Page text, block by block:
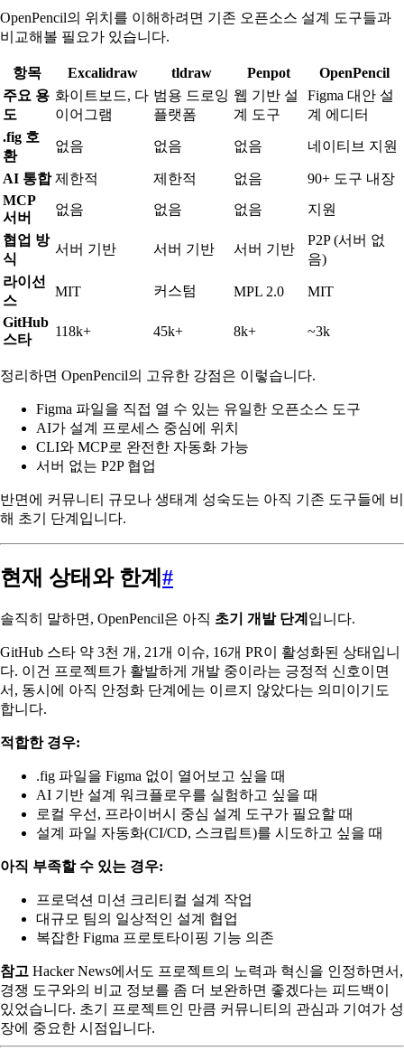
OpenPencil의 위치를 이해하려면 기존 오픈소스 설계 도구들과
비교해볼 필요가 있습니다.
항목 Excalidraw tldraw Penpot
OpenPencil
주요 용
도
화이트보드, 다
이어그램
범용 드로잉
플랫폼
웹 기반 설
계 도구
Figma 대안 설
계 에디터
.fig 호
환
없음 없음 없음 네이티브 지원
AI 통합 제한적 제한적 없음
90+ 도구 내장
MCP
서버
없음 없음 없음
지원
협업 방
식
서버 기반 서버 기반 서버 기반
P2P (서버 없
음)
라이선
스
MIT 커스텀 MPL 2.0
MIT
GitHub
스타
118k+ 45k+ 8k+ ~3k
정리하면 OpenPencil의 고유한 강점은 이렇습니다.
Figma 파일을 직접 열 수 있는 유일한 오픈소스 도구
AI가 설계 프로세스 중심에 위치
CLI와 MCP로 완전한 자동화 가능
서버 없는 P2P 협업
반면에 커뮤니티 규모나 생태계 성숙도는 아직 기존 도구들에 비
해 초기 단계입니다.
현재 상태와 한계 #
솔직히 말하면, OpenPencil은 아직 초기 개발 단계 입니다.
GitHub 스타 약 3천 개, 21개 이슈, 16개 PR이 활성화된 상태입니
다. 이건 프로젝트가 활발하게 개발 중이라는 긍정적 신호이면
서, 동시에 아직 안정화 단계에는 이르지 않았다는 의미이기도
합니다.
적합한 경우:
.fig 파일을 Figma 없이 열어보고 싶을 때
AI 기반 설계 워크플로우를 실험하고 싶을 때
로컬 우선, 프라이버시 중심 설계 도구가 필요할 때
설계 파일 자동화(CI/CD, 스크립트)를 시도하고 싶을 때
아직 부족할 수 있는 경우:
프로덕션 미션 크리티컬 설계 작업
대규모 팀의 일상적인 설계 협업
복잡한 Figma 프로토타이핑 기능 의존
참고 Hacker News에서도 프로젝트의 노력과 혁신을 인정하면서,
경쟁 도구와의 비교 정보를 좀 더 보완하면 좋겠다는 피드백이
있었습니다. 초기 프로젝트인 만큼 커뮤니티의 관심과 기여가 성
장에 중요한 시점입니다.